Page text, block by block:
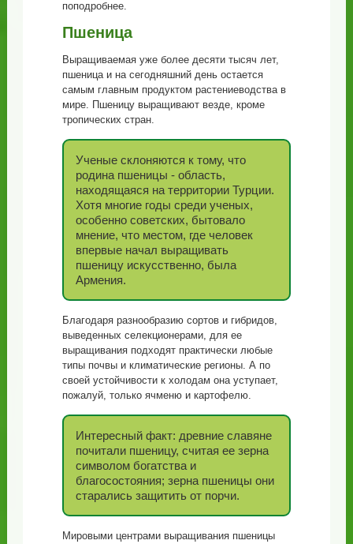
поподробнее.
Пшеница
Выращиваемая уже более десяти тысяч лет,
пшеница и на сегодняшний день остается
самым главным продуктом растениеводства в
мире. Пшеницу выращивают везде, кроме
тропических стран.
Ученые склоняются к тому, что
родина пшеницы - область,
находящаяся на территории Турции.
Хотя многие годы среди ученых,
особенно советских, бытовало
мнение, что местом, где человек
впервые начал выращивать
пшеницу искусственно, была
Армения.
Благодаря разнообразию сортов и гибридов,
выведенных селекционерами, для ее
выращивания подходят практически любые
типы почвы и климатические регионы. А по
своей устойчивости к холодам она уступает,
пожалуй, только ячменю и картофелю.
Интересный факт: древние славяне
почитали пшеницу, считая ее зерна
символом богатства и
благосостояния; зерна пшеницы они
старались защитить от порчи.
Мировыми центрами выращивания пшеницы